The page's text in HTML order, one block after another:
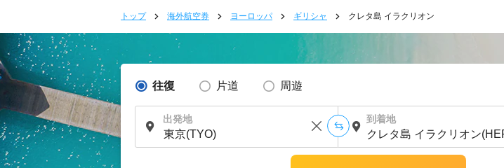
トップ 海外航空券 ヨーロッパ ギリシャ クレタ島 イラクリオン
往復 片道 周遊
出発地 到着地